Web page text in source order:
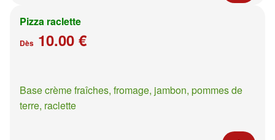
Pizza raclette
Dès 10.00 €
Base crème fraîches, fromage, jambon, pommes de
terre, raclette